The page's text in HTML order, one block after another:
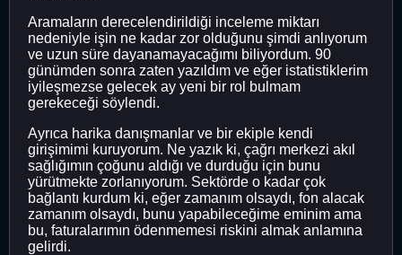
Aramaların derecelendirildiği inceleme miktarı
nedeniyle işin ne kadar zor olduğunu şimdi anlıyorum
ve uzun süre dayanamayacağımı biliyordum. 90
günümden sonra zaten yazıldım ve eğer istatistiklerim
iyileşmezse gelecek ay yeni bir rol bulmam
gerekeceği söylendi.
Ayrıca harika danışmanlar ve bir ekiple kendi
girişimimi kuruyorum. Ne yazık ki, çağrı merkezi akıl
sağlığımın çoğunu aldığı ve durduğu için bunu
yürütmekte zorlanıyorum. Sektörde o kadar çok
bağlantı kurdum ki, eğer zamanım olsaydı, fon alacak
zamanım olsaydı, bunu yapabileceğime eminim ama
bu, faturalarımın ödenmemesi riskini almak anlamına
gelirdi.